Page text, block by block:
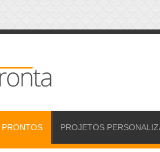
PRONTOS PROJETOS